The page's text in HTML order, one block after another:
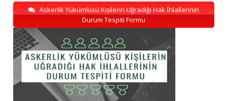
Askerlik Yükümlüsü Kişilerin Uğradığı Hak İhlallerinin
Durum Tespiti Formu